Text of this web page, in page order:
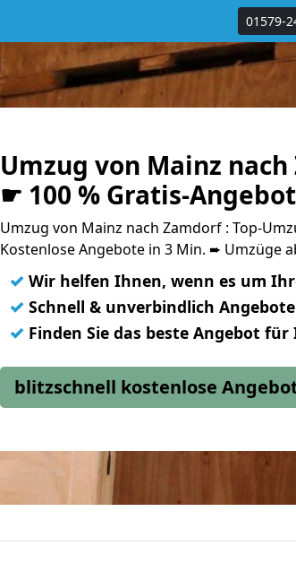
01579-
Umzug von Mainz
☛ 100 % Gratis-
Umzug von Mainz nach Zamdorf : Top-
Kostenlose Angebote in 3 Min. ➨ Umzüge
✓ Wir helfen Ihnen, wenn es um
✓ Schnell & unverbindlich
✓ Finden Sie das beste Angebot
blitzschnell kostenlose